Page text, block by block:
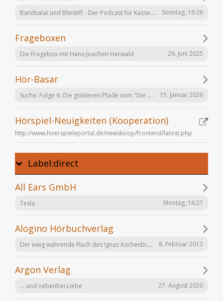
Bandsalat und Bleistift - Der Podcast für Kassetten-Kinder Sonntag, 16:26
Frageboxen
Die Fragebox mit Hans-Joachim Herwald 26. Juni 2025
Hör-Basar
Suche: Folge 6: Die goldenen Pfade vom "Die Elfen" Hörspiel von Bernhard Hennen 15. Januar 2026
Hörspiel-Neuigkeiten (Kooperation)
http://www.hoerspieleportal.de/newskoop/frontend/latest.php
Label:direct
All Ears GmbH
Tesla Montag, 16:21
Alogino Hörbuchverlag
Der ewig währende Fluch des Ignaz Aschenbrenner 8. Februar 2012
Argon Verlag
... und nebenbei Liebe 27. August 2020